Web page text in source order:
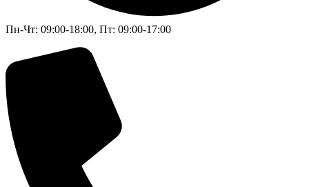
Пн-Чт: 09:00-18:00, Пт: 09:00-17:00